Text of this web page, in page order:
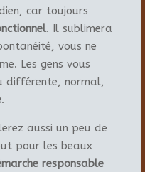
car toujours
. Il sublimera
vous ne
Les gens vous
différente, normal,
.
aussi un peu de
pour les beaux
responsable